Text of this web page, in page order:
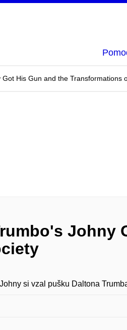
His Gun and the Transformations
Johny
si vzal pušku Daltona